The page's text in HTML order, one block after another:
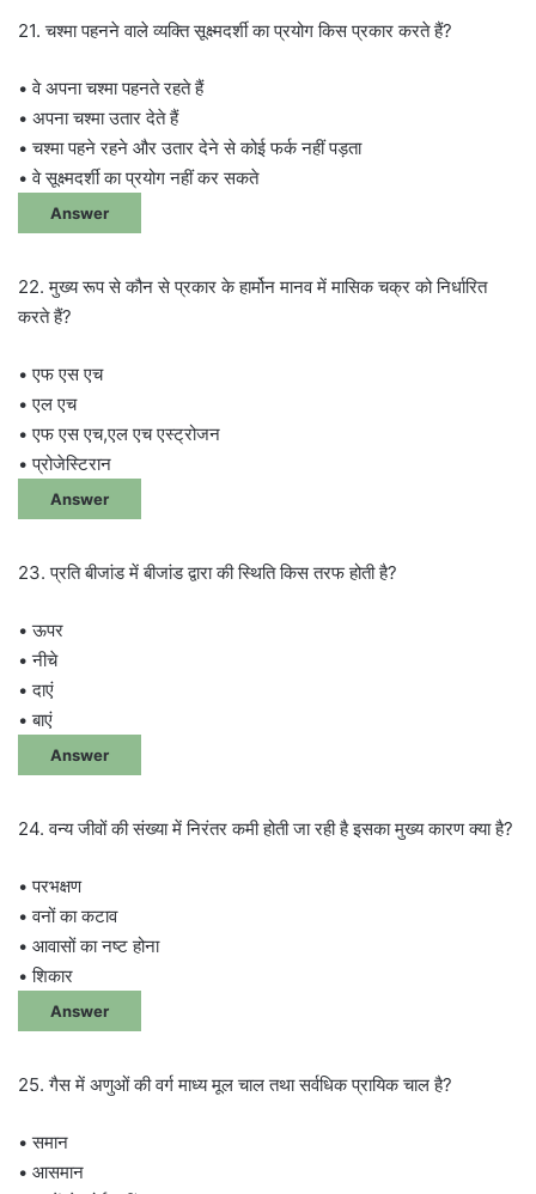
21. चश्मा पहनने वाले व्यक्ति सूक्ष्मदर्शी का प्रयोग किस प्रकार करते हैं?
• वे अपना चश्मा पहनते रहते हैं
• अपना चश्मा उतार देते हैं
• चश्मा पहने रहने और उतार देने से कोई फर्क नहीं पड़ता
• वे सूक्ष्मदर्शी का प्रयोग नहीं कर सकते
Answer
22. मुख्य रूप से कौन से प्रकार के हार्मोन मानव में मासिक चक्र को निर्धारित
करते हैं?
• एफ एस एच
• एल एच
• एफ एस एच,एल एच एस्ट्रोजन
• प्रोजेस्टिरान
Answer
23. प्रति बीजांड में बीजांड द्वारा की स्थिति किस तरफ होती है?
• ऊपर
• नीचे
• दाएं
• बाएं
Answer
24. वन्य जीवों की संख्या में निरंतर कमी होती जा रही है इसका मुख्य कारण क्या है?
• परभक्षण
• वनों का कटाव
• आवासों का नष्ट होना
• शिकार
Answer
25. गैस में अणुओं की वर्ग माध्य मूल चाल तथा सर्वधिक प्रायिक चाल है?
• समान
• आसमान